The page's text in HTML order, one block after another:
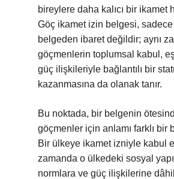
bireylere daha kalıcı bir ikamet
Göç ikamet izin belgesi,
belgeden ibaret değildir; aynı
göçmenlerin toplumsal kabul,
güç ilişkileriyle bağlantılı bir
kazanmasına da olanak tanır.
Bu noktada, bir belgenin
göçmenler için anlamı farklı bir
Bir ülkeye ikamet izniyle kabul
zamanda o ülkedeki sosyal
normlara ve güç ilişkilerine